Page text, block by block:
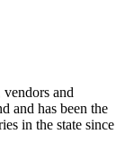
and
and has been the
in the state since